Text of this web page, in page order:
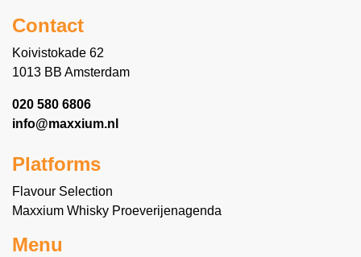
Contact
Koivistokade 62
1013 BB Amsterdam
020 580 6806
info@maxxium.nl
Platforms
Flavour Selection
Maxxium Whisky Proeverijenagenda
Menu